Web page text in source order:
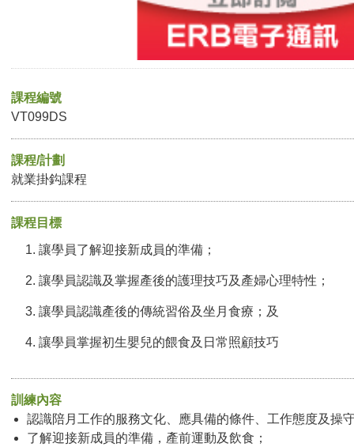
課程編號
VT099DS
課程/計劃
就業掛鈎課程
課程目標
讓學員了解迎接新成員的準備；
讓學員認識及掌握產後的護理技巧及產婦心理特性；
讓學員認識產後的傳統習俗及坐月食療；及
讓學員掌握初生嬰兒的餵食及日常照顧技巧
訓練內容
認識陪月工作的服務文化、應具備的條件、工作態度及操
了解迎接新成員的準備，產前運動及飲食；